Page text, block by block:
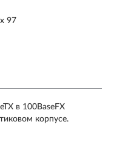
97
в 100BaseFX
корпусе.